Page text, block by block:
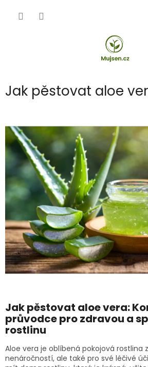
Jak pěstovat aloe
Jak pěstovat aloe vera:
průvodce pro zdravou a
rostlinu
Aloe vera je oblíbená pokojová rostlina
nenáročností, ale také pro své léčivé